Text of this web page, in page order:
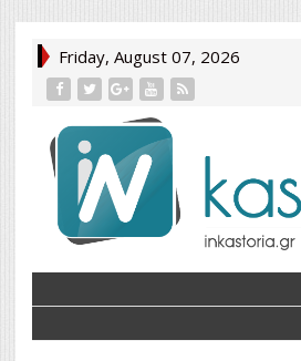
Friday, August 07, 2026